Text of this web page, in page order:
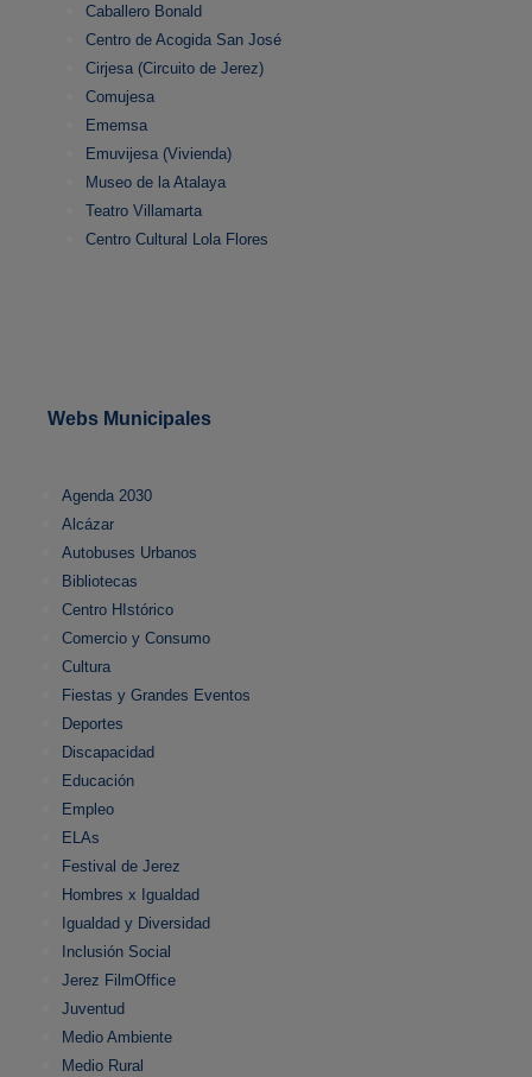
Caballero Bonald
Centro de Acogida San José
Cirjesa (Circuito de Jerez)
Comujesa
Ememsa
Emuvijesa (Vivienda)
Museo de la Atalaya
Teatro Villamarta
Centro Cultural Lola Flores
Webs Municipales
Agenda 2030
Alcázar
Autobuses Urbanos
Bibliotecas
Centro HIstórico
Comercio y Consumo
Cultura
Fiestas y Grandes Eventos
Deportes
Discapacidad
Educación
Empleo
ELAs
Festival de Jerez
Hombres x Igualdad
Igualdad y Diversidad
Inclusión Social
Jerez FilmOffice
Juventud
Medio Ambiente
Medio Rural